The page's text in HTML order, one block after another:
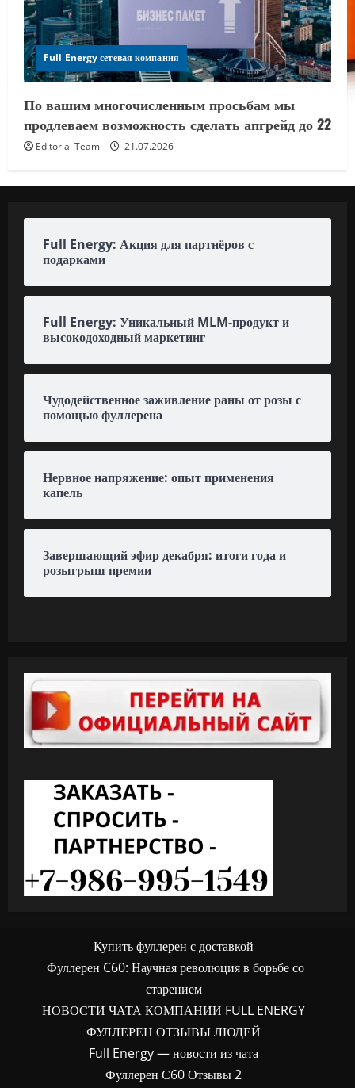
Full Energy сетевая компания
По вашим многочисленным просьбам мы
продлеваем возможность сделать апгрейд до 22
Editorial Team 21.07.2026
Full Energy: Акция для партнёров с
подарками
Full Energy: Уникальный MLM-продукт и
высокодоходный маркетинг
Чудодейственное заживление раны от розы с
помощью фуллерена
Нервное напряжение: опыт применения
капель
Завершающий эфир декабря: итоги года и
розыгрыш премии
Купить фуллерен с доставкой
Фуллерен C60: Научная революция в борьбе со
старением
НОВОСТИ ЧАТА КОМПАНИИ FULL ENERGY
ФУЛЛЕРЕН ОТЗЫВЫ ЛЮДЕЙ
Full Energy — новости из чата
Фуллерен С60 Отзывы 2